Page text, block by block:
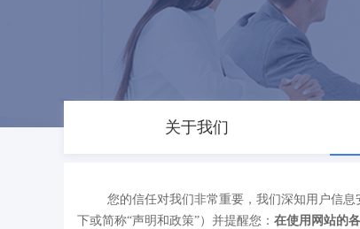
关于我们
您的信任对我们非常重要，我们深知用户信
下或简称“声明和政策”）并提醒您： 在使用网站的